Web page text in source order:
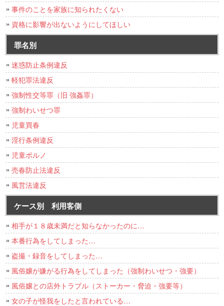
事件のことを家族に知られたくない
資格に影響が出ないようにしてほしい
罪名別
迷惑防止条例違反
軽犯罪法違反
強制性交等罪（旧 強姦罪）
強制わいせつ罪
児童買春
淫行条例違反
児童ポルノ
売春防止法違反
風営法違反
ケース別 利用客側
相手が１８歳未満だと知らなかったのに…
本番行為をしてしまった…
盗撮・録音をしてしまった…
風俗嬢が嫌がる行為をしてしまった（強制わいせつ・強要）
風俗嬢との店外トラブル（ストーカー・脅迫・強要等）
女の子が怪我をしたと言われている…